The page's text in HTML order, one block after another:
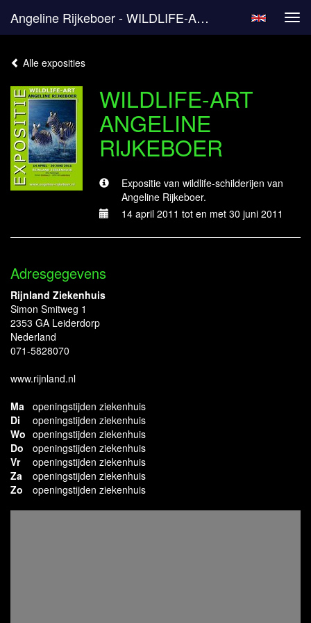
Angeline Rijkeboer - WILDLIFE-ART ANGELINE RIJKEBOER
Alle exposities
WILDLIFE-ART
ANGELINE
RIJKEBOER
Expositie van wildlife-schilderijen van
Angeline Rijkeboer.
14 april 2011 tot en met 30 juni 2011
Adresgegevens
Rijnland Ziekenhuis
Simon Smitweg 1
2353 GA Leiderdorp
Nederland
071-5828070
www.rijnland.nl
Ma openingstijden ziekenhuis
Di
openingstijden ziekenhuis
Wo openingstijden ziekenhuis
Do
openingstijden ziekenhuis
Vr
openingstijden ziekenhuis
Za
openingstijden ziekenhuis
Zo
openingstijden ziekenhuis